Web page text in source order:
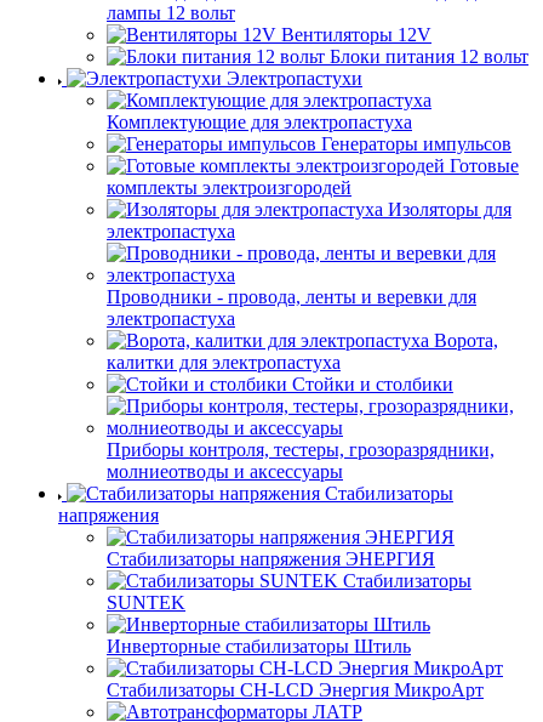
лампы 12 вольт
Вентиляторы 12V
Блоки питания 12 вольт
Электропастухи
Комплектующие для электропастуха
Генераторы импульсов
Готовые
комплекты электроизгородей
Изоляторы для
электропастуха
Проводники - провода, ленты и веревки для
электропастуха
Ворота,
калитки для электропастуха
Стойки и столбики
Приборы контроля, тестеры, грозоразрядники,
молниеотводы и аксессуары
Стабилизаторы
напряжения
Стабилизаторы напряжения ЭНЕРГИЯ
Стабилизаторы
SUNTEK
Инверторные стабилизаторы Штиль
Стабилизаторы СН-LCD Энepгия МикроАрт